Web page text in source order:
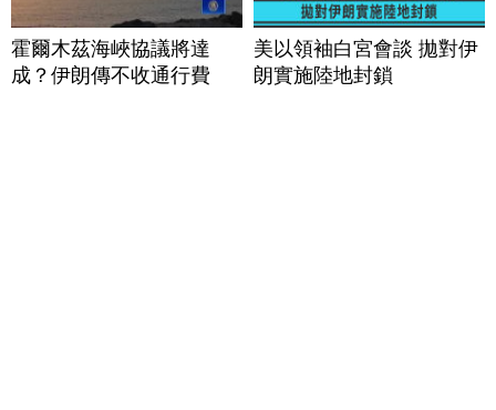
霍爾木茲海峽協議將達
成？伊朗傳不收通行費
美以領袖白宮會談 拋對伊
朗實施陸地封鎖